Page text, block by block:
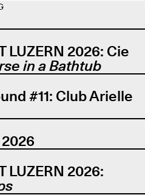
LUZERN 2026: Cie
in a Bathtub
#11: Club Arielle
LUZERN 2026: